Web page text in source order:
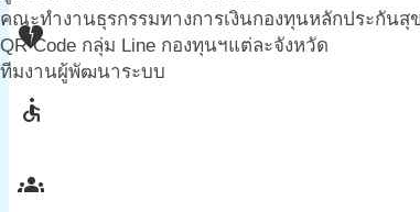
คณะทำงานธุรกรรมทางการเงินกองทุนหลักประกัน
QR Code กลุ่ม Line กองทุนฯแต่ละจังหวัด
ทีมงานผู้พัฒนาระบบ
heart_broken
accessible
groups